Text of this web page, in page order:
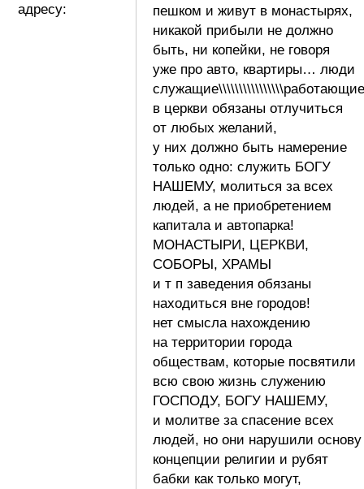
адресу:
пешком и живут в монастырях,
никакой прибыли не должно
быть, ни копейки, не говоря
уже про авто, квартиры… люди
служащие\\\\\\\\\\\\\\\\работающие
в церкви обязаны отлучиться
от любых желаний,
у них должно быть намерение
только одно: служить БОГУ
НАШЕМУ, молиться за всех
людей, а не приобретением
капитала и автопарка!
МОНАСТЫРИ, ЦЕРКВИ,
СОБОРЫ, ХРАМЫ
и т п заведения обязаны
находиться вне городов!
нет смысла нахождению
на территории города
обществам, которые посвятили
всю свою жизнь служению
ГОСПОДУ, БОГУ НАШЕМУ,
и молитве за спасение всех
людей, но они нарушили основу
концепции религии и рубят
бабки как только могут,